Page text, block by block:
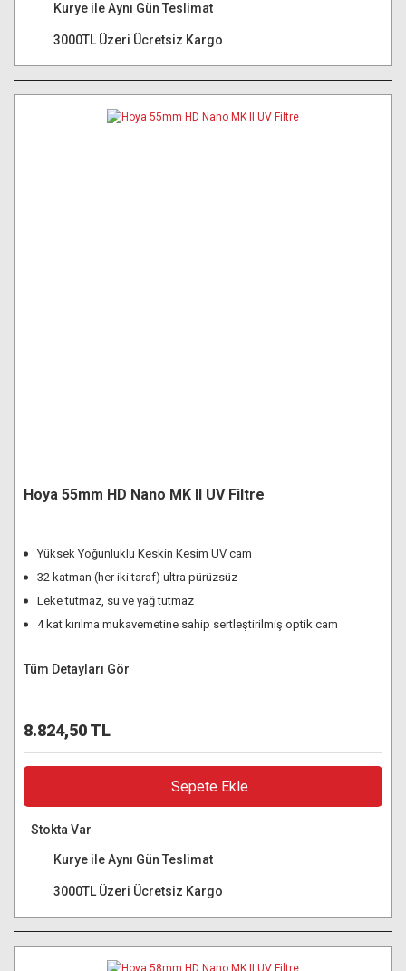
Kurye ile Aynı Gün Teslimat
3000TL Üzeri Ücretsiz Kargo
Hoya 55mm HD Nano MK II UV Filtre
Yüksek Yoğunluklu Keskin Kesim UV cam
32 katman (her iki taraf) ultra pürüzsüz
Leke tutmaz, su ve yağ tutmaz
4 kat kırılma mukavemetine sahip sertleştirilmiş optik cam
Tüm Detayları Gör
8.824,50 TL
Sepete Ekle
Stokta Var
Kurye ile Aynı Gün Teslimat
3000TL Üzeri Ücretsiz Kargo